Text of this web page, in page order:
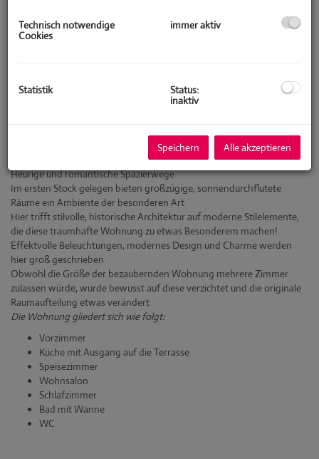
Beschreibung
und garantiert neben einem unverbaubaren Panoramablick über
Klosterneuburg eine ausgezeichnete Infrastruktur und
und seinem reichen Angebot an diversen Geschäften genauso im
Nahbereich, wie Ärzte, eine Apotheke, verschiedene Restaurants,
Heurige und romantische Spazierwege
Im ersten Stock gelegen bieten großzügige, sonnendurchflutete
Räume ein Ambiente der besonderen Art
Hier trifft stilvolle, historische Architektur auf moderne Stilelemente,
die diese traumhafte Wohnung zu etwas Besonderem machen!
Effektvolle Beleuchtungen, modernes Design und Charme werden
hier groß geschrieben
Obwohl die Größe der bezaubernden Wohnung mehrere Zimmer
zulassen würde, wurde bewusst auf diese verzichtet und die originale
Raumaufteilung etwas verändert
Die Wohnung gliedert sich wie folgt:
Vorzimmer
Küche mit Ausgang auf die Terrasse
Speisezimmer
Wohnsalon
Schlafzimmer
Bad mit Wanne
WC
Technisch notwendige
Cookies
immer aktiv
Statistik
Status:
inaktiv
Speichern Alle akzeptieren